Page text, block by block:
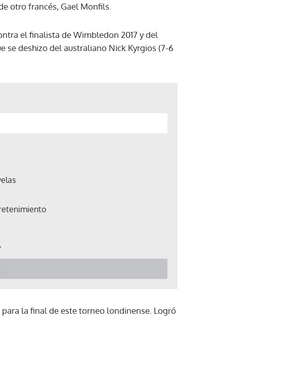
otro francés, Gael Monfils.
el finalista de Wimbledon 2017 y del
se deshizo del australiano Nick Kyrgios (7-6
para la final de este torneo londinense. Logró